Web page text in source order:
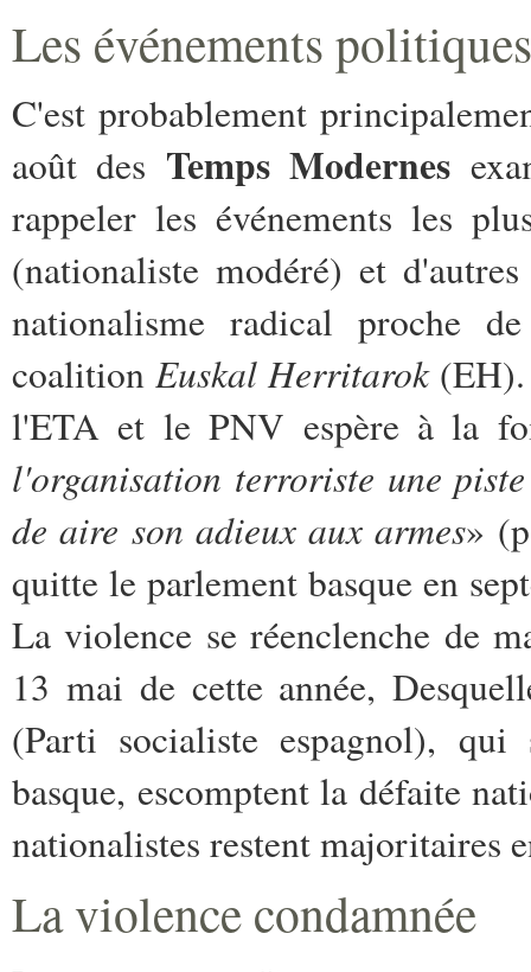
Les événements
C'est probablement
août des Temps Modernes
rappeler les événements les
(nationaliste modéré) et
nationalisme radical proche
coalitionEuskal Herritarok(EH).
l'ETA et le PNV espère à la
l'organisation terroriste une
de aire son adieux aux armes»
quitte le parlement basque en
La violence se réenclenche de
13 mai de cette année,
(Parti socialiste espagnol),
basque, escomptent la défaite
nationalistes restent majoritaires
La violence condamnée